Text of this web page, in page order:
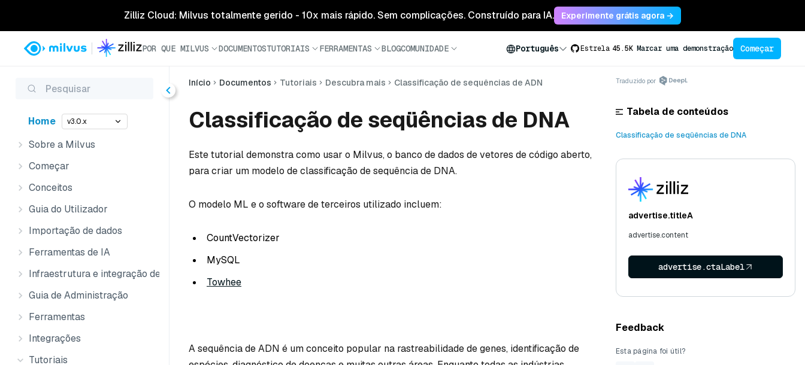
Zilliz Cloud: Milvus totalmente gerido - 10x mais rápido. Sem complicações. Construído para IA. Experimente grátis agora →
POR QUE MILVUS DOCUMENTOSTUTORIAIS FERRAMENTAS BLOGCOMUNIDADE Português Estrela 45.5K Marcar uma demonstração Começar
Pesquisar
Home v3.0.x
Sobre a Milvus
Começar
Conceitos
Guia do Utilizador
Importação de dados
Ferramentas de IA
Infraestrutura e integração de dados
Guia de Administração
Ferramentas
Integrações
Tutoriais
Início Documentos Tutoriais Descubra mais Classificação de sequências de ADN
Classificação de seqüências de DNA
Este tutorial demonstra como usar o Milvus, o banco de dados de vetores de código aberto,
para criar um modelo de classificação de sequência de DNA.
O modelo ML e o software de terceiros utilizado incluem:
CountVectorizer
MySQL
Towhee
A sequência de ADN é um conceito popular na rastreabilidade de genes, identificação de
Traduzido por
Tabela de conteúdos
Classificação de seqüências de DNA
advertise.titleA
advertise.content
advertise.ctaLabel
Feedback
Esta página foi útil?